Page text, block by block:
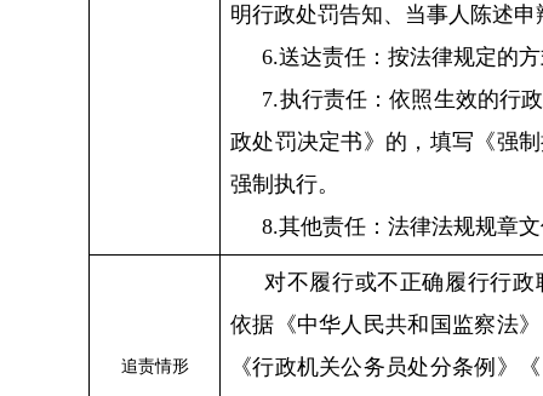
明行政处罚告知、当事人陈述
6.送达责任：按法律规定的
7.执行责任：依照生效的行
政处罚决定书》的，填写《强
强制执行。
8.其他责任：法律法规规章
追责情形
对不履行或不正确履行行
依据《中华人民共和国监察法
《行政机关公务员处分条例》